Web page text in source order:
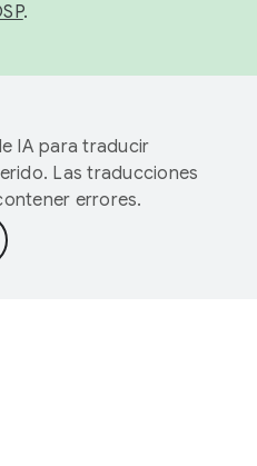
.
IA para traducir
Las traducciones
errores.